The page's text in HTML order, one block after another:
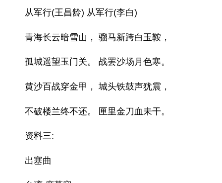
从军行(王昌龄) 从军行(李白)
青海长云暗雪山， 骝马新跨白玉鞍，
孤城遥望玉门关。 战罢沙场月色寒。
黄沙百战穿金甲， 城头铁鼓声犹震，
不破楼兰终不还。 匣里金刀血未干。
资料三:
出塞曲